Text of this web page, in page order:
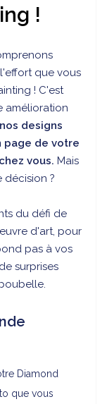
!
que vous
! C'est
amélioration
designs
page de votre
vous. Mais
?
du défi de
d'art, pour
pas à vos
surprises
Diamond
que vous